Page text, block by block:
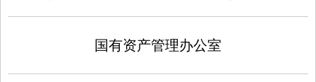
国有资产管理办公室